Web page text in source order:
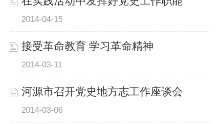
2014-04-15
接受革命教育 学习革命精神
2014-03-11
河源市召开党史地方志工作座谈会
2014-03-06